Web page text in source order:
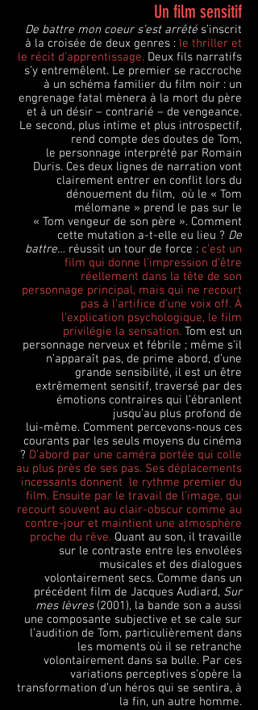
Un film sensitif
De battre mon coeur s’est arrêté s’inscrit
à la croisée de deux genres : le thriller et
le récit d’apprentissage. Deux fils narratifs
s’y entremêlent. Le premier se raccroche
à un schéma familier du film noir : un
engrenage fatal mènera à la mort du père
et à un désir – contrarié – de vengeance.
Le second, plus intime et plus introspectif,
rend compte des doutes de Tom,
le personnage interprété par Romain
Duris. Ces deux lignes de narration vont
clairement entrer en conflit lors du
dénouement du film, où le « Tom
mélomane » prend le pas sur le
« Tom vengeur de son père ». Comment
cette mutation a-t-elle eu lieu ? De
battre… réussit un tour de force : c’est un
film qui donne l’impression d’être
réellement dans la tête de son
personnage principal, mais qui ne recourt
pas à l’artifice d’une voix off. À
l’explication psychologique, le film
privilégie la sensation. Tom est un
personnage nerveux et fébrile ; même s’il
n’apparaît pas, de prime abord, d’une
grande sensibilité, il est un être
extrêmement sensitif, traversé par des
émotions contraires qui l’ébranlent
jusqu’au plus profond de
lui-même. Comment percevons-nous ces
courants par les seuls moyens du cinéma
? D’abord par une caméra portée qui colle
au plus près de ses pas. Ses déplacements
incessants donnent le rythme premier du
film. Ensuite par le travail de l’image, qui
recourt souvent au clair-obscur comme au
contre-jour et maintient une atmosphère
proche du rêve. Quant au son, il travaille
sur le contraste entre les envolées
musicales et des dialogues
volontairement secs. Comme dans un
précédent film de Jacques Audiard, Sur
mes lèvres(2001), la bande son a aussi
une composante subjective et se cale sur
l’audition de Tom, particulièrement dans
les moments où il se retranche
volontairement dans sa bulle. Par ces
variations perceptives s’opère la
transformation d’un héros qui se sentira, à
la fin, un autre homme.